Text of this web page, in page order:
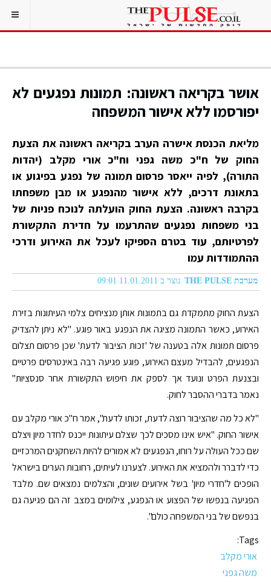
אושר בקריאה ראשונה: תמונות נפגעים לא
יפורסמו ללא אישור המשפחה
מליאת הכנסת אישרה הערב בקריאה ראשונה את הצעת
החוק של ח"כ משה גפני וח"כ אורי מקלב (יהדות
התורה), לפיה ייאסר פרסום תמונה של נפגע בפיגוע או
בתאונת דרכים, ללא אישור מהנפגע או מבן משפחתו
בקרבה ראשונה. הצעת החוק הועלתה לנוכח פניות של
בני משפחות נפגעים שהתרעמו על חדירת התקשורת
לפרטיותם, עוד בטרם הספיקו לעכל את האירוע ודרכי
ההתמודדות עמו
מערכת THE PULSE נוצר ב 11.01.2011 09:01
הצעת החוק מתמקדת גם בתמונות אותן מנציחים צלמי העיתונות בזירת
האירוע, כאשר התמונה מציגה את הנפגע באור פוגע. "לא ניתן להצדיק
פרסום תמונות אלה בטענה של 'זכות הציבור לדעת' שכן פרסום תצלום
הנפגעים, להבדיל מעצם האירוע, פוגע פגיעה רבה באינטרסים פרטיים
ובצנעת הפרט ונועד אך לספק את חיפוש התקשורת אחר סנסציות"
נאמר בדברי ההסבר לחוק.
"לא כל מה שהציבור רוצה לדעת, זכותו לדעת", אמר ח"כ אורי מקלב עם
אישור החוק. "איש אינו מסכים לכך שצלם עיתונות ייכנס לחדר מיון ויצלם
שם ככל העולה על רוחו, הנפגעים לא אמורים להיות השחקנים המרכזיים
כדי לדברר ולהמציא את האירוע. לצערנו לעיתים, רחובות הערים בישראל
הופכים ל'חדרי מיון' בשל אירועים שונים, והצלמים נמצאים שם. מלבד
הפגיעה בנפשו של הפצוע או הנפגע, צילומים במצב זה הם פגיעה גם
בנפשם של בני המשפחה כולם".
Tags:
אורי מקלב
משה גפני